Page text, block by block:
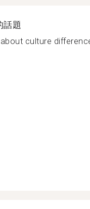
話題
culture